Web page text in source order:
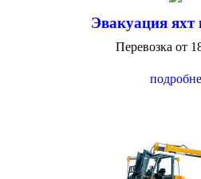
Эвакуация яхт
Перевозка от